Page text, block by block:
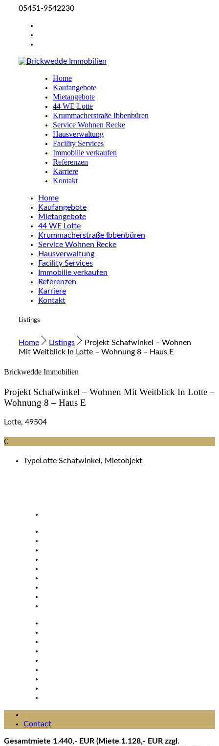
05451-9542230
Home
Kaufangebote
Mietangebote
44 WE Lotte
Krummacherstraße Ibbenbüren
Service Wohnen Recke
Hausverwaltung
Facility Services
Immobilie verkaufen
Referenzen
Karriere
Kontakt
Home
Kaufangebote
Mietangebote
44 WE Lotte
Krummacherstraße Ibbenbüren
Service Wohnen Recke
Hausverwaltung
Facility Services
Immobilie verkaufen
Referenzen
Karriere
Kontakt
Listings
Home Listings
Projekt Schafwinkel – Wohnen
Mit Weitblick In Lotte – Wohnung 8 – Haus E
Brickwedde Immobilien
Projekt Schafwinkel – Wohnen Mit Weitblick In Lotte –
Wohnung 8 – Haus E
Lotte, 49504
€
TypeLotte Schafwinkel, Mietobjekt
Contact
Gesamtmiete 1.440,- EUR (Miete 1.128,- EUR zzgl.